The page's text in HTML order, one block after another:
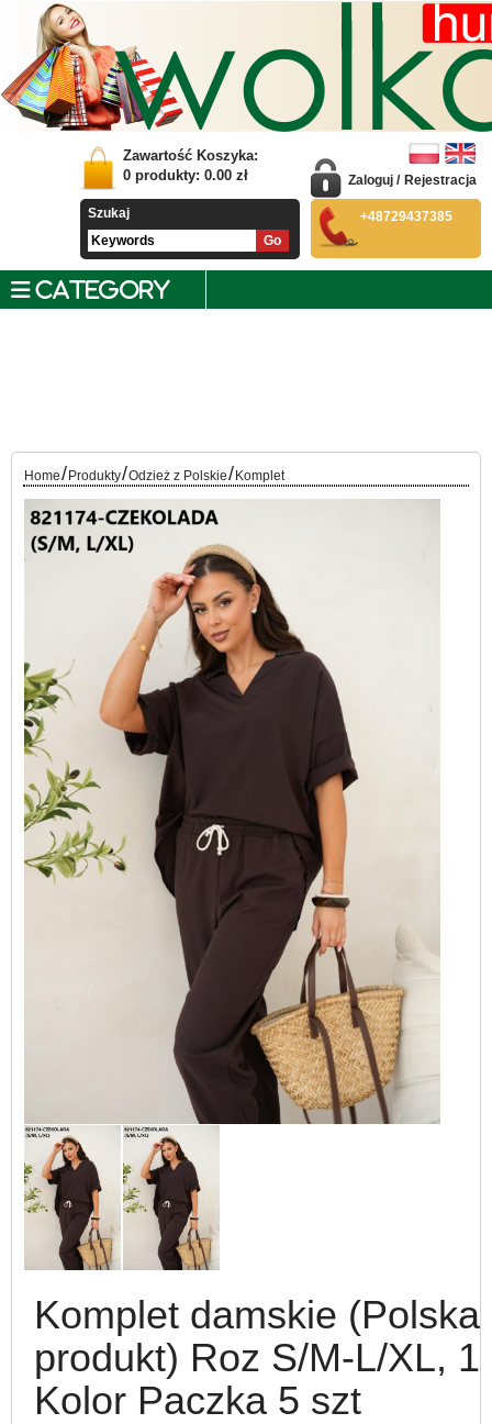
Zawartość Koszyka:
0 produkty: 0.00 zł
Szukaj
Zaloguj / Rejestracja
+48729437385
CATEGORY
Home/ Produkty/Odzież z Polskie/ Komplet
Komplet damskie (Polska
produkt) Roz S/M-L/XL, 1
Kolor Paczka 5 szt